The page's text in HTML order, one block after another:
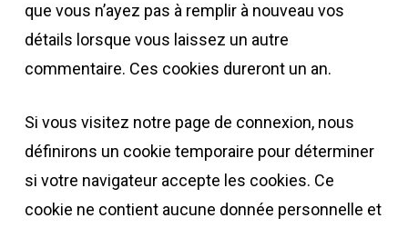
que vous n’ayez pas à remplir à nouveau vos
détails lorsque vous laissez un autre
commentaire. Ces cookies dureront un an.
Si vous visitez notre page de connexion, nous
définirons un cookie temporaire pour déterminer
si votre navigateur accepte les cookies. Ce
cookie ne contient aucune donnée personnelle et